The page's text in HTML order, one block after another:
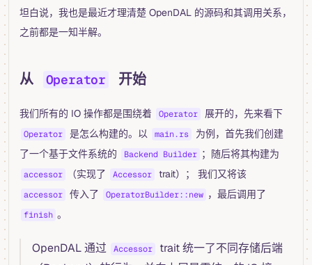
坦白说，我也是最近才理清楚 OpenDAL 的源码和其调用关系，
之前都是一知半解。
从 Operator 开始
我们所有的 IO 操作都是围绕着 Operator 展开的，先来看下
Operator 是怎么构建的。以 main.rs
为例，首先我们创建
了一个基于文件系统的
Backend Builder ；随后将其构建为
accessor （实现了 Accessor trait）； 我们又将该
accessor 传入了 OperatorBuilder::new ，最后调用了
finish 。
OpenDAL 通过 Accessor
trait 统一了不同存储后端